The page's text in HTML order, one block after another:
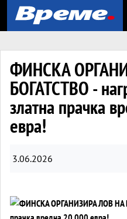
ФИНСКА
БОГАТСТВО -
златна прачка
евра!
3.06.2026